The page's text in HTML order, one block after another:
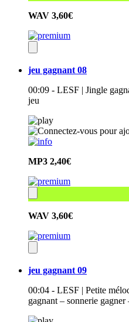
WAV 3,60€
jeu gagnant 08
00:09 - LESF | Jingle
jeu
MP3 2,40€
WAV 3,60€
jeu gagnant 09
00:04 - LESF | Petite
gagnant – sonnerie